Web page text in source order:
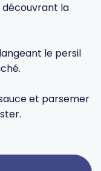
découvrant la
le persil
et parsemer